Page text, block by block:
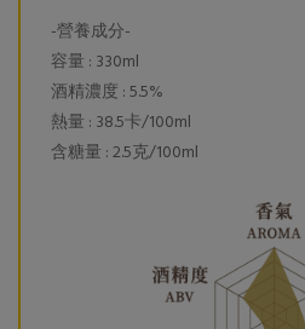
-營養成分-
容量 : 330ml
酒精濃度 : 5.5%
熱量 : 38.5卡/100ml
含糖量 : 2.5克/100ml